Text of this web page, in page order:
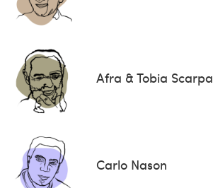
Afra & Tobia Scarpa
Carlo Nason